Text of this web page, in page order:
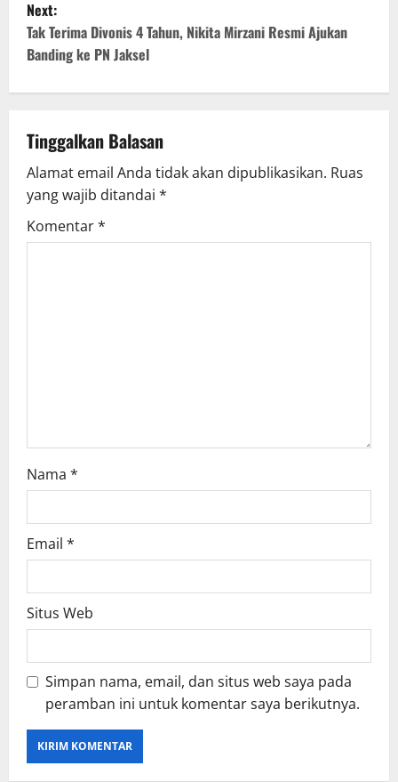
t
n
v
i
g
Next:
Tak Terima Divonis 4 Tahun, Nikita Mirzani Resmi Ajukan
Banding ke PN Jaksel
Tinggalkan Balasan
Alamat email Anda tidak akan dipublikasikan. Ruas
yang wajib ditandai *
Komentar*
Nama *
Email *
Situs Web
Simpan nama, email, dan situs web saya pada
peramban ini untuk komentar saya berikutnya.